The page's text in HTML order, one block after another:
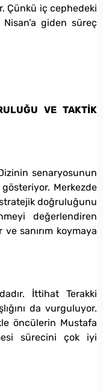
Çünkü iç cephedeki
giden süreç
VE TAKTİK
senaryosunun
gösteriyor. Merkezde
doğruluğunu
değerlendiren
sanırım koymaya
İttihat Terakki
da vurguluyor.
öncülerin Mustafa
sürecini çok iyi